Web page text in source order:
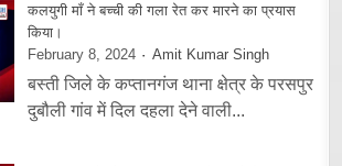
कलयुगी माँ ने बच्ची की गला रेत कर मारने का प्रयास
किया।
February 8, 2024
Amit Kumar Singh
बस्ती जिले के कप्तानगंज थाना क्षेत्र के परसपुर
दुबौली गांव में दिल दहला देने वाली...